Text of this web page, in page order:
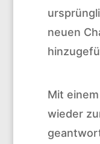
neuen
Mit
wieder